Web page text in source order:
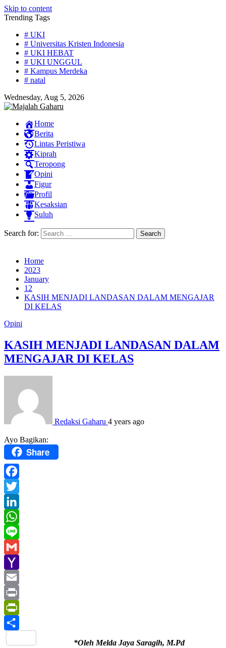
Skip to content
Trending Tags
# UKI
# Universitas Kristen Indonesia
# UKI HEBAT
# UKI UNGGUL
# Kampus Merdeka
# natal
Wednesday, Aug 5, 2026
Home
Berita
Lintas Peristiwa
Kiprah
Teropong
Opini
Figur
Profil
Kesaksian
Suluh
Search for:
Home
2023
January
12
KASIH MENJADI LANDASAN DALAM MENGAJAR
DI KELAS
Opini
KASIH MENJADI LANDASAN DALAM
MENGAJAR DI KELAS
Redaksi Gaharu 4 years ago
Ayo Bagikan:
Share
Facebook
Twitter
LinkedIn
WhatsApp
Line
Gmail
Yahoo
Mail
Email
Print
PrintFriendly
*Oleh Melda Jaya Saragih, M.Pd